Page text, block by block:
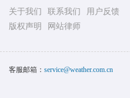
关于我们 联系我们
用户反馈
版权声明
网站律师
客服邮箱： service@weather.com.cn